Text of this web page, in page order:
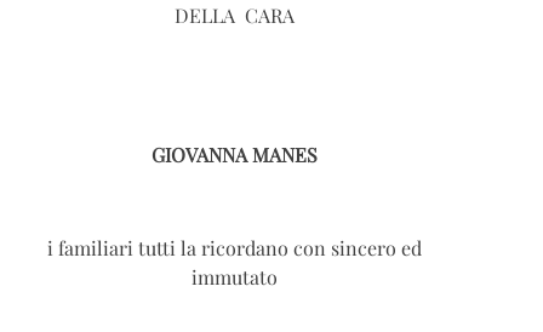
DELLA CARA
GIOVANNA MANES
i familiari tutti la ricordano con sincero ed
immutato